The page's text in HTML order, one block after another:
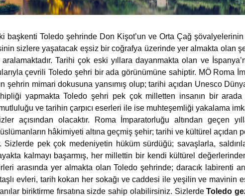
başkenti Toledo şehrinde Don Kişot’un ve Orta Çağ
sizlere yaşatacak eşsiz bir coğrafya üzerinde yer almakta olan
Tarihi çok eski yıllara dayanmakta olan ve
çevrili Toledo şehri bir ada görünümüne sahiptir. MÖ Roma
şehrin mimari dokusuna yansımış olup; tarihi açıdan Unesco
yapmakta Toledo şehri pek çok milletten insanın bir arada
ve tarihin çarpıcı eserleri ile ise muhteşemliği yakalama
açısından olacaktır. Roma İmparatorluğu altından geçen
hâkimiyeti altına geçmiş şehir; tarihi ve kültürel açıdan
Sizlerde pek çok medeniyetin hüküm sürdüğü; savaşlarla,
kalmayı başarmış, her millettin bir kendi kültürel
arasında yer almakta olan Toledo şehrinde; daracık labirenti
evleri, tarih kokan her sokağı ve caddesi ile yeşilin ve mavinin
biriktirme fırsatına sizde sahip olabilirsiniz. SizlerdeToledo